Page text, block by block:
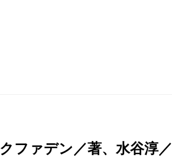
ファデン／著、水谷淳／